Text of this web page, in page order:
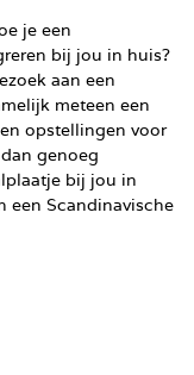
je een
bij jou in huis?
aan een
meteen een
opstellingen voor
genoeg
bij jou in
een Scandinavische